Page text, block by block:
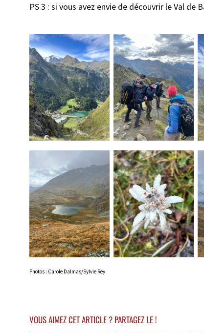
PS 3 : si vous avez envie de découvrir le Val de
Photos : Carole Dalmas/Sylvie Rey
VOUS AIMEZ CET ARTICLE ? PARTAGEZ LE !